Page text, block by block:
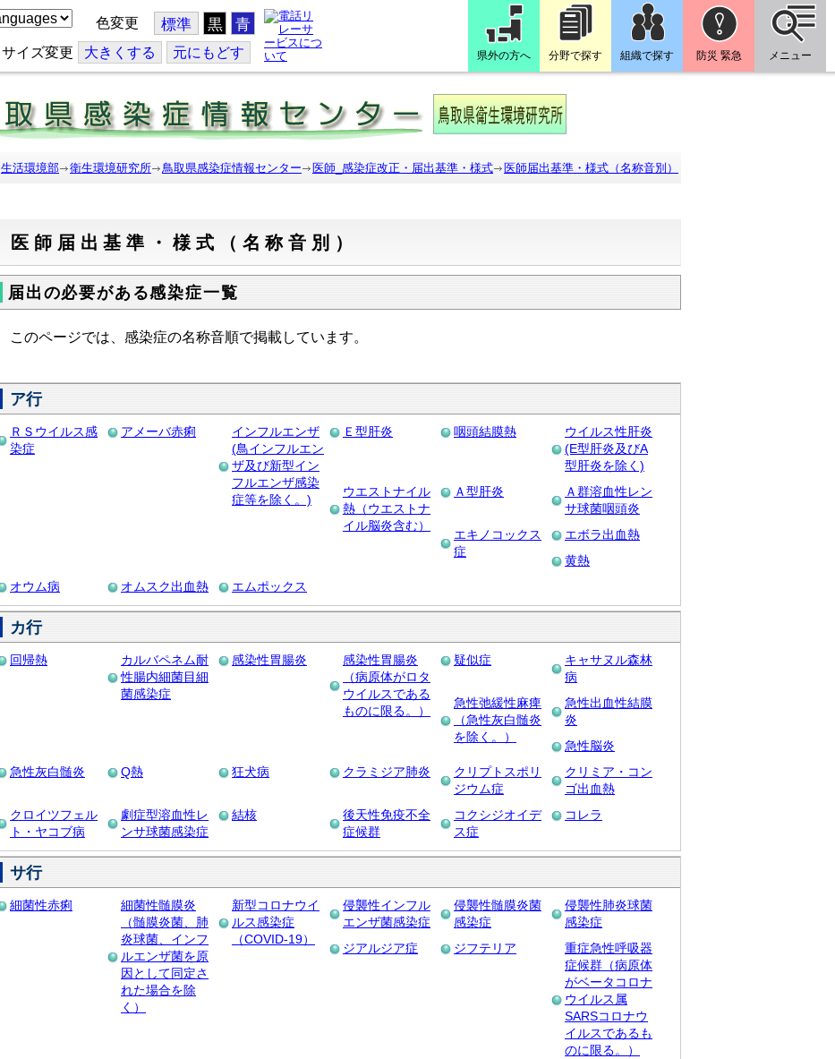
色変更 標準 黒 青
サイズ変更 大きくする 元にもどす 県外の方へ 分野で探す 組織で探す 防災 緊急 メニュー
生活環境部 衛生環境研究所 鳥取県感染症情報センター 医師_感染症改正・届出基準・様式 医師届出基準・様式（名称音別）
医師届出基準・様式（名称音別）
届出の必要がある感染症一覧
このページでは、感染症の名称音順で掲載しています。
ア行
ＲＳウイルス感
染症
アメーバ赤痢
インフルエンザ
(鳥インフルエン
ザ及び新型イン
フルエンザ感染
症等を除く。)
Ｅ型肝炎 咽頭結膜熱
ウイルス性肝炎
(E型肝炎及びA
型肝炎を除く)
ウエストナイル
熱（ウエストナ
イル脳炎含む）
Ａ型肝炎
Ａ群溶血性レン
サ球菌咽頭炎
エキノコックス
症
エボラ出血熱
黄熱
オウム病
オムスク出血熱 エムポックス
カ行
回帰熱
カルバペネム耐
性腸内細菌目細
菌感染症
感染性胃腸炎
感染性胃腸炎
（病原体がロタ
ウイルスである
ものに限る。）
疑似症
キャサヌル森林
病
急性弛緩性麻痺
（急性灰白髄炎
を除く。）
急性出血性結膜
炎
急性脳炎
急性灰白髄炎
Q熱 狂犬病 クラミジア肺炎
クリプトスポリ
ジウム症
クリミア・コン
ゴ出血熱
クロイツフェル
ト・ヤコブ病
劇症型溶血性レ
ンサ球菌感染症
結核
後天性免疫不全
症候群
コクシジオイデ
ス症
コレラ
サ行
細菌性赤痢
細菌性髄膜炎
（髄膜炎菌、肺
炎球菌、インフ
ルエンザ菌を原
因として同定さ
れた場合を除
く）
新型コロナウイ
ルス感染症
（COVID‐19）
侵襲性インフル
エンザ菌感染症
侵襲性髄膜炎菌
感染症
侵襲性肺炎球菌
感染症
ジアルジア症
ジフテリア
重症急性呼吸器
症候群（病原体
がベータコロナ
ウイルス属
SARSコロナウ
イルスであるも
のに限る。）